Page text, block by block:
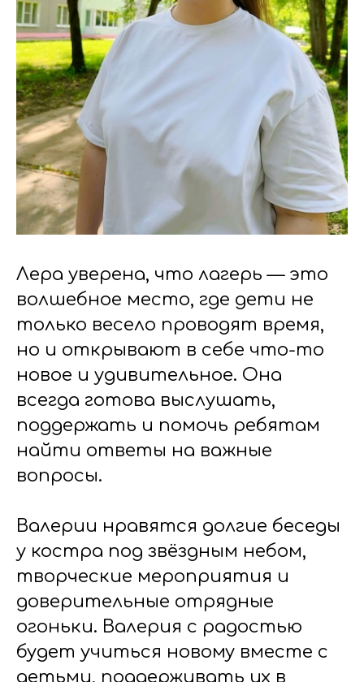
Лера уверена, что лагерь — это
волшебное место, где дети не
только весело проводят время,
но и открывают в себе что-то
новое и удивительное. Она
всегда готова выслушать,
поддержать и помочь ребятам
найти ответы на важные
вопросы.
Валерии нравятся долгие беседы
у костра под звёздным небом,
творческие мероприятия и
доверительные отрядные
огоньки. Валерия с радостью
будет учиться новому вместе с
детьми, поддерживать их в